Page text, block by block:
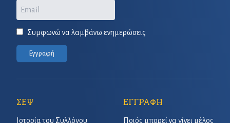
Email
Συμφωνώ να λαμβάνω ενημερώσεις
Εγγραφή
ΣΕΨ
Ιστορία του Συλλόγου
ΕΓΓΡΑΦΗ
Ποιός μπορεί να γίνει μέλος